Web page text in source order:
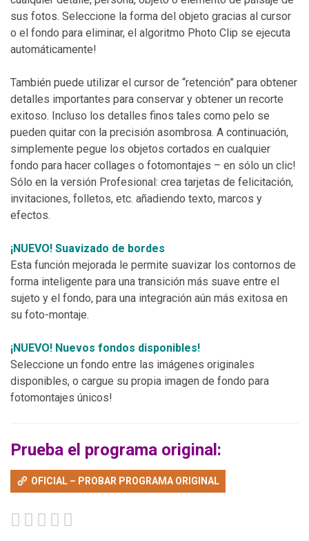
sus fotos. Seleccione la forma del objeto gracias al cursor
o el fondo para eliminar, el algoritmo Photo Clip se ejecuta
automáticamente!
También puede utilizar el cursor de “retención” para obtener
detalles importantes para conservar y obtener un recorte
exitoso. Incluso los detalles finos tales como pelo se
pueden quitar con la precisión asombrosa. A continuación,
simplemente pegue los objetos cortados en cualquier
fondo para hacer collages o fotomontajes – en sólo un clic!
Sólo en la versión Profesional: crea tarjetas de felicitación,
invitaciones, folletos, etc. añadiendo texto, marcos y
efectos.
¡NUEVO! Suavizado de bordes
Esta función mejorada le permite suavizar los contornos de
forma inteligente para una transición más suave entre el
sujeto y el fondo, para una integración aún más exitosa en
su foto-montaje.
¡NUEVO! Nuevos fondos disponibles!
Seleccione un fondo entre las imágenes originales
disponibles, o cargue su propia imagen de fondo para
fotomontajes únicos!
Prueba el programa original:
OFICIAL – PROBAR PROGRAMA ORIGINAL